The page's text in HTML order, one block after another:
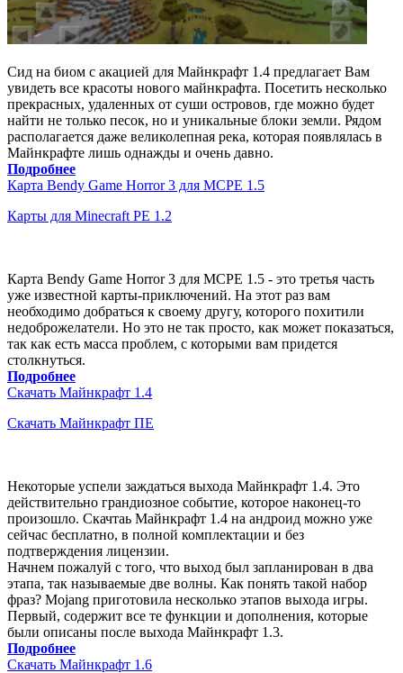
Сид на биом с акацией для Майнкрафт 1.4 предлагает Вам
увидеть все красоты нового майнкрафта. Посетить несколько
прекрасных, удаленных от суши островов, где можно будет
найти не только песок, но и уникальные блоки земли. Рядом
располагается даже великолепная река, которая появлялась в
Майнкрафте лишь однажды и очень давно.
Подробнее
Карта Bendy Game Horror 3 для MCPE 1.5
Карты для Minecraft PE 1.2
Карта Bendy Game Horror 3 для MCPE 1.5 - это третья часть
уже известной карты-приключений. На этот раз вам
необходимо добраться к своему другу, которого похитили
недоброжелатели. Но это не так просто, как может показаться,
так как есть масса проблем, с которыми вам придется
столкнуться.
Подробнее
Скачать Майнкрафт 1.4
Скачать Майнкрафт ПЕ
Некоторые успели заждаться выхода Майнкрафт 1.4. Это
действительно грандиозное событие, которое наконец-то
произошло. Скачтаь Майнкрафт 1.4 на андроид можно уже
сейчас бесплатно, в полной комплектации и без
подтверждения лицензии.
Начнем пожалуй с того, что выход был запланирован в два
этапа, так называемые две волны. Как понять такой набор
фраз? Mojang приготовила несколько этапов выхода игры.
Первый, содержит все те функции и дополнения, которые
были описаны после выхода Майнкрафт 1.3.
Подробнее
Скачать Майнкрафт 1.6